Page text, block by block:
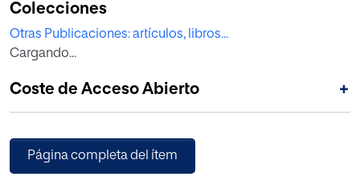
diferenciar una obra de calidad de otra mediocre para
configurar una biblioteca infantil ideal. Concluye este
trabajo con algunas reflexiones sobre la importancia de
Colecciones
Otras Publicaciones: artículos, libros...
Cargando...
Coste de Acceso Abierto +
Página completa del ítem